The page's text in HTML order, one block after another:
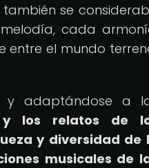
se
cada
entre el mundo
y adaptándose a
y los relatos de
y diversidad de
musicales de